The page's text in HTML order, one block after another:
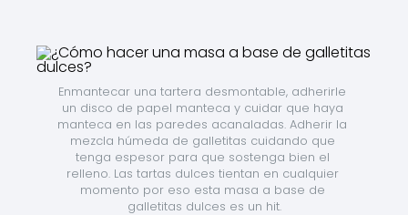
Enmantecar una tartera desmontable, adherirle
un disco de papel manteca y cuidar que haya
manteca en las paredes acanaladas. Adherir la
mezcla húmeda de galletitas cuidando que
tenga espesor para que sostenga bien el
relleno. Las tartas dulces tientan en cualquier
momento por eso esta masa a base de
galletitas dulces es un hit.